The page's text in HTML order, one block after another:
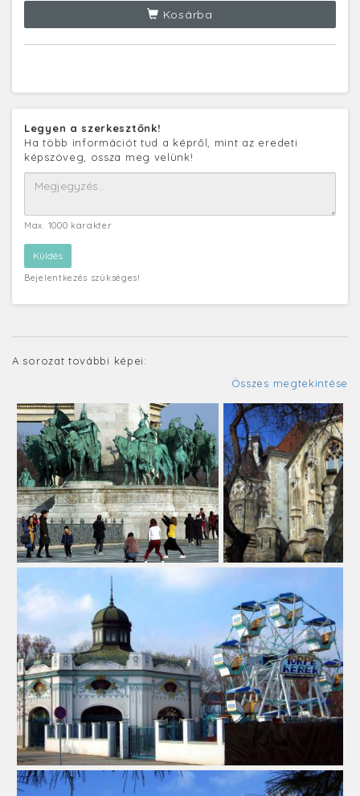
Kosárba
Legyen a szerkesztőnk!
Ha több információt tud a képről, mint az eredeti
képszöveg, ossza meg velünk!
Max. 1000 karakter
Bejelentkezés szükséges!
A sorozat további képei:
Összes megtekintése